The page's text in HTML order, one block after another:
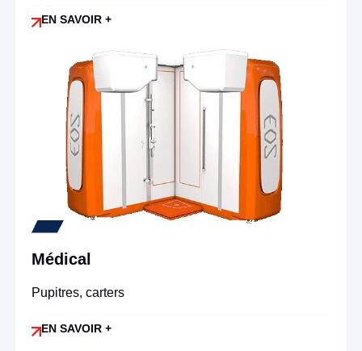
EN SAVOIR +
Médical
Pupitres, carters
EN SAVOIR +